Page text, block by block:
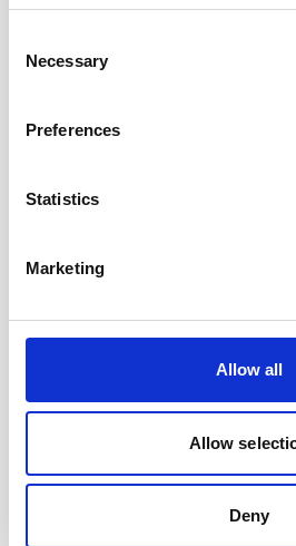
Selection
Necessary
Preferences
Statistics
Marketing
Allow all
Allow
Deny
Brugervejledning
Lad opløsningen bruse færdig,
får ikke en bedre virkning hvis
tabletter ad gangen. Triplo